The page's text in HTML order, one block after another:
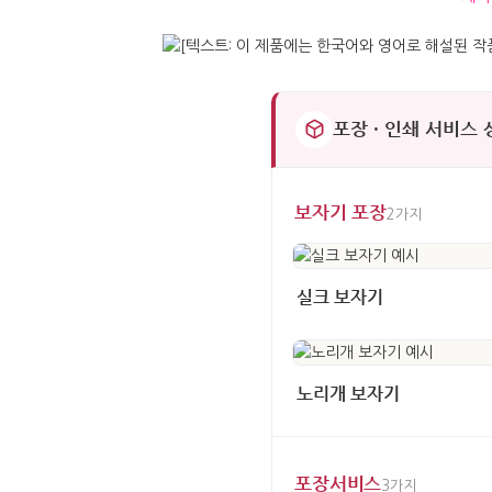
포장 · 인쇄 서비스
보자기 포장2가지
실크 보자기
노리개 보자기
포장서비스3가지